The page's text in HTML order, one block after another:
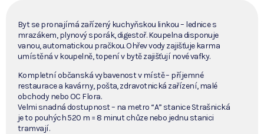
Byt se pronajímá zařízený kuchyňskou linkou – lednice s
mrazákem, plynový sporák, digestoř. Koupelna disponuje
vanou, automatickou pračkou. Ohřev vody zajišťuje karma
umístěná v koupelně, topení v bytě zajišťují nové vafky.
Kompletní občanská vybavenost v místě – příjemné
restaurace a kavárny, pošta, zdravotnická zařízení, malé
obchody nebo OC Flora.
Velmi snadná dostupnost – na metro “A” stanice Strašnická
je to pouhých 520 m = 8 minut chůze nebo jednu stanici
tramvají.